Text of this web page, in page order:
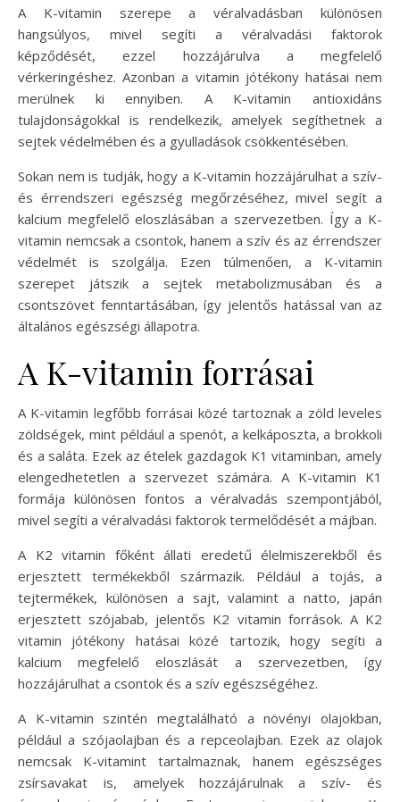
A K-vitamin szerepe a véralvadásban különösen
hangsúlyos, mivel segíti a véralvadási faktorok
képződését, ezzel hozzájárulva a megfelelő
vérkeringéshez. Azonban a vitamin jótékony hatásai nem
merülnek ki ennyiben. A K-vitamin antioxidáns
tulajdonságokkal is rendelkezik, amelyek segíthetnek a
sejtek védelmében és a gyulladások csökkentésében.
Sokan nem is tudják, hogy a K-vitamin hozzájárulhat a szív-
és érrendszeri egészség megőrzéséhez, mivel segít a
kalcium megfelelő eloszlásában a szervezetben. Így a K-
vitamin nemcsak a csontok, hanem a szív és az érrendszer
védelmét is szolgálja. Ezen túlmenően, a K-vitamin
szerepet játszik a sejtek metabolizmusában és a
csontszövet fenntartásában, így jelentős hatással van az
általános egészségi állapotra.
A K-vitamin forrásai
A K-vitamin legfőbb forrásai közé tartoznak a zöld leveles
zöldségek, mint például a spenót, a kelkáposzta, a brokkoli
és a saláta. Ezek az ételek gazdagok K1 vitaminban, amely
elengedhetetlen a szervezet számára. A K-vitamin K1
formája különösen fontos a véralvadás szempontjából,
mivel segíti a véralvadási faktorok termelődését a májban.
A K2 vitamin főként állati eredetű élelmiszerekből és
erjesztett termékekből származik. Például a tojás, a
tejtermékek, különösen a sajt, valamint a natto, japán
erjesztett szójabab, jelentős K2 vitamin források. A K2
vitamin jótékony hatásai közé tartozik, hogy segíti a
kalcium megfelelő eloszlását a szervezetben, így
hozzájárulhat a csontok és a szív egészségéhez.
A K-vitamin szintén megtalálható a növényi olajokban,
például a szójaolajban és a repceolajban. Ezek az olajok
nemcsak K-vitamint tartalmaznak, hanem egészséges
zsírsavakat is, amelyek hozzájárulnak a szív- és